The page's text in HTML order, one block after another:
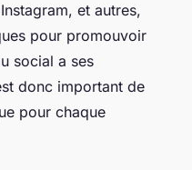
et autres,
pour promouvoir
social a ses
donc important de
pour chaque